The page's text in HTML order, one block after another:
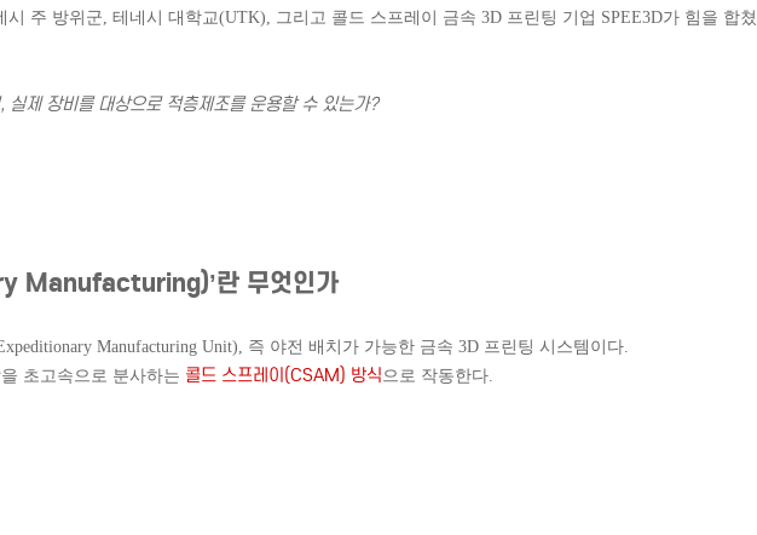
주 방위군, 테네시 대학교(UTK), 그리고 콜드 스프레이 금속 3D 프린팅 기업 SPEE3D가 힘을 합
제 장비를 대상으로 적층제조를 운용할 수 있는가?
Manufacturing)’란 무엇인가
Manufacturing Unit), 즉 야전 배치가 가능한 금속 3D 프린팅 시스템이다.
초고속으로 분사하는 콜드 스프레이(CSAM) 방식으로 작동한다.